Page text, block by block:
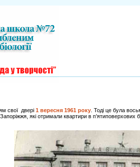
свої двері 1 вересня 1961 року . Тоді це була
які отримали квартири в